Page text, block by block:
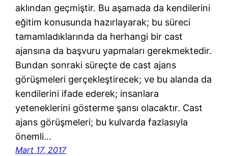
aklından geçmiştir. Bu aşamada da kendilerini
eğitim konusunda hazırlayarak; bu süreci
tamamladıklarında da herhangi bir cast
ajansına da başvuru yapmaları gerekmektedir.
Bundan sonraki süreçte de cast ajans
görüşmeleri gerçekleştirecek; ve bu alanda da
kendilerini ifade ederek; insanlara
yeteneklerini gösterme şansı olacaktır. Cast
ajans görüşmeleri; bu kulvarda fazlasıyla
önemli…
Mart 17, 2017